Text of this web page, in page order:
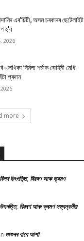
এৰ’চিটী, অসম চৰকাৰৰ ছেটেলাইট
হ’ব
2026
লেখিকা নিৰ্মলা শৰ্মাক ৰোহিনী মেধি
প্ৰদান
more
বিলৰ উৎপত্তি, বিৱৰণ আৰু ভ্ৰমণ
উৎপত্তি, বিৱৰণ আৰু ভ্ৰমণ সম্বন্ধনীয়
মাগুৰৰ বাবে আশা